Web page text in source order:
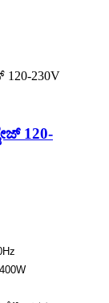
120-